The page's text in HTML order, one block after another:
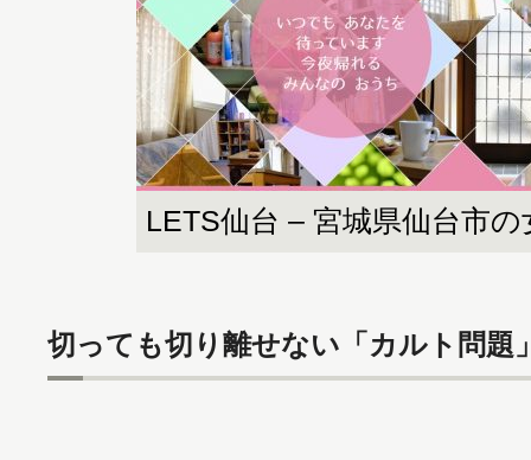
LETS仙台 – 宮城県仙台市
切っても切り離せない「カルト問題